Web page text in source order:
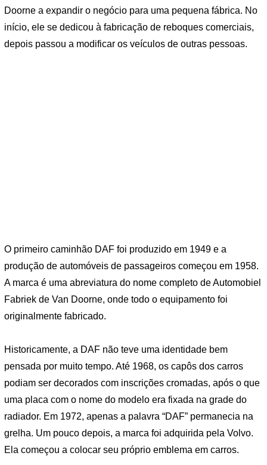
Doorne a expandir o negócio para uma pequena fábrica. No
início, ele se dedicou à fabricação de reboques comerciais,
depois passou a modificar os veículos de outras pessoas.
O primeiro caminhão DAF foi produzido em 1949 e a
produção de automóveis de passageiros começou em 1958.
A marca é uma abreviatura do nome completo de Automobiel
Fabriek de Van Doorne, onde todo o equipamento foi
originalmente fabricado.
Historicamente, a DAF não teve uma identidade bem
pensada por muito tempo. Até 1968, os capôs ​​dos carros
podiam ser decorados com inscrições cromadas, após o que
uma placa com o nome do modelo era fixada na grade do
radiador. Em 1972, apenas a palavra “DAF” permanecia na
grelha. Um pouco depois, a marca foi adquirida pela Volvo.
Ela começou a colocar seu próprio emblema em carros.